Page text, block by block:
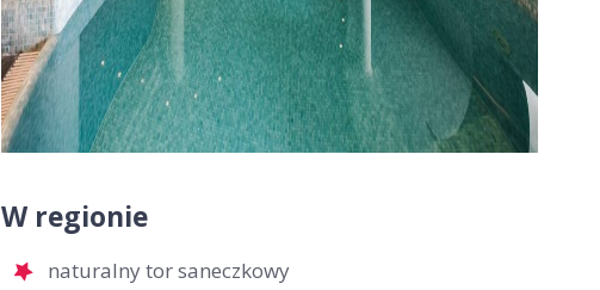
W regionie
naturalny tor saneczkowy